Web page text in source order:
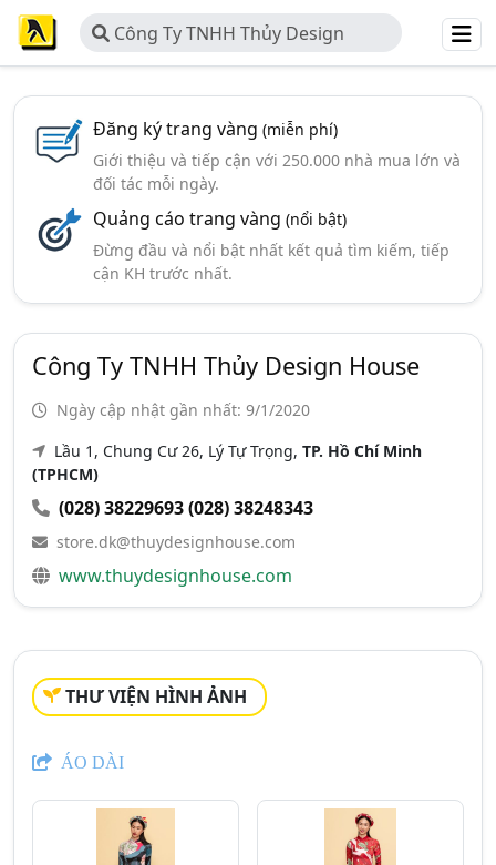
Công Ty TNHH Thủy Design
House
Đăng ký trang vàng (miễn phí)
Giới thiệu và tiếp cận với 250.000 nhà mua lớn và
đối tác mỗi ngày.
Quảng cáo trang vàng (nổi bật)
Đừng đầu và nổi bật nhất kết quả tìm kiếm, tiếp
cận KH trước nhất.
Công Ty TNHH Thủy Design House
Ngày cập nhật gần nhất: 9/1/2020
Lầu 1, Chung Cư 26, Lý Tự Trọng, TP. Hồ Chí Minh
(TPHCM)
(028) 38229693(028) 38248343
store.dk@thuydesignhouse.com
www.thuydesignhouse.com
THƯ VIỆN HÌNH ẢNH
ÁO DÀI